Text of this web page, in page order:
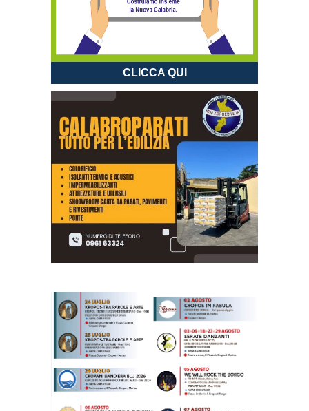
CLICCA QUI